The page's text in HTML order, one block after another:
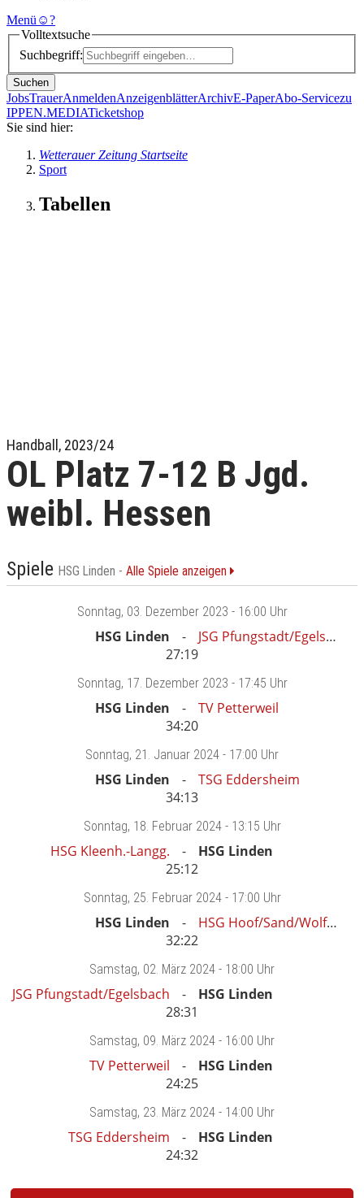
Menü ☺?
Volltextsuche
Suchbegriff:
Suchen
JobsTrauerAnmeldenAnzeigenblätterArchivE-PaperAbo-Servicezu
IPPEN.MEDIATicketshop
Sie sind hier:
Wetterauer Zeitung Startseite
Sport
Tabellen
Handball, 2023/24
OL Platz 7-12 B Jgd.
weibl. Hessen
Spiele HSG Linden - Alle Spiele anzeigen
Sonntag, 03. Dezember 2023 - 16:00 Uhr
HSG Linden
JSG Pfungstadt/Egelsbach
27:19
Sonntag, 17. Dezember 2023 - 17:45 Uhr
HSG Linden
TV Petterweil
34:20
Sonntag, 21. Januar 2024 - 17:00 Uhr
HSG Linden
TSG Eddersheim
34:13
Sonntag, 18. Februar 2024 - 13:15 Uhr
HSG Kleenh.-Langg.
HSG Linden
25:12
Sonntag, 25. Februar 2024 - 17:00 Uhr
HSG Linden
HSG Hoof/Sand/Wolfhagen
32:22
Samstag, 02. März 2024 - 18:00 Uhr
JSG Pfungstadt/Egelsbach
HSG Linden
28:31
Samstag, 09. März 2024 - 16:00 Uhr
TV Petterweil
HSG Linden
24:25
Samstag, 23. März 2024 - 14:00 Uhr
TSG Eddersheim
HSG Linden
24:32